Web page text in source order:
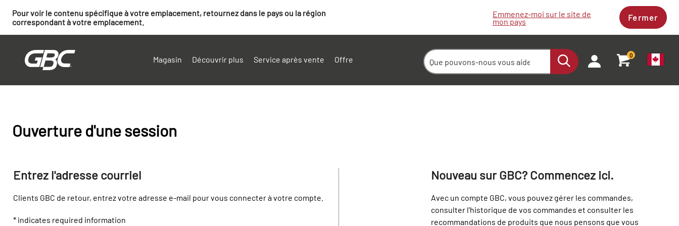
Pour voir le contenu spécifique à votre emplacement, retournez dans le pays ou la région
correspondant à votre emplacement.
Emmenez-moi sur le site de
mon pays Fermer
Magasin Découvrir plus Service après vente Offre 0
Ouverture d'une session
Entrez l'adresse courriel
Clients GBC de retour, entrez votre adresse e-mail pour vous connecter à votre compte.
* indicates required information
Entrez le mot de passe
Vous y êtes presque! Tapez votre mot de passe.
* indicates required information
Nouveau sur GBC? Commencez ici.
Avec un compte GBC, vous pouvez gérer les commandes,
consulter l'historique de vos commandes et consulter les
recommandations de produits que nous pensons que vous